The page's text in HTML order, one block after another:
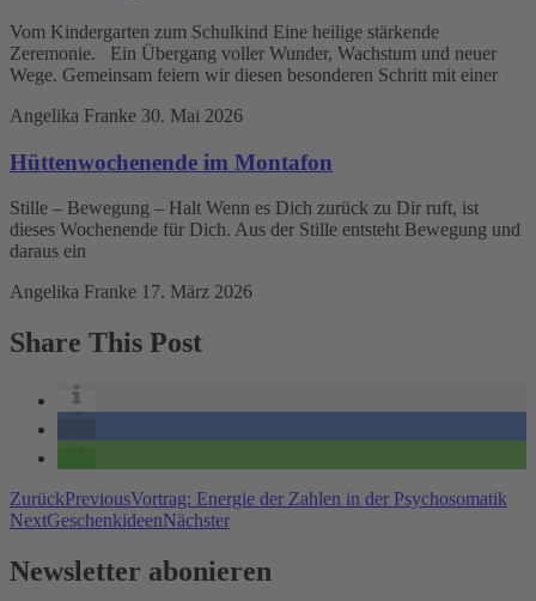
Vom Kindergarten zum Schulkind Eine heilige stärkende
Zeremonie. Ein Übergang voller Wunder, Wachstum und neuer
Wege. Gemeinsam feiern wir diesen besonderen Schritt mit einer
Angelika Franke 30. Mai 2026
Hüttenwochenende im Montafon
Stille – Bewegung – Halt Wenn es Dich zurück zu Dir ruft, ist
dieses Wochenende für Dich. Aus der Stille entsteht Bewegung und
daraus ein
Angelika Franke 17. März 2026
Share This Post
ZurückPreviousVortrag: Energie der Zahlen in der Psychosomatik
NextGeschenkideenNächster
Newsletter abonieren